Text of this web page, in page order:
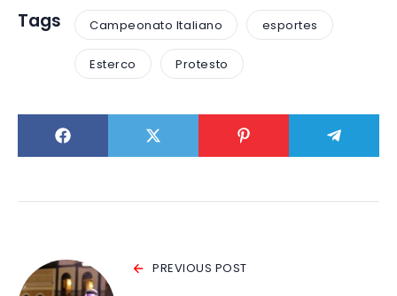
Tags Campeonato Italiano esportes
Esterco Protesto
PREVIOUS POST